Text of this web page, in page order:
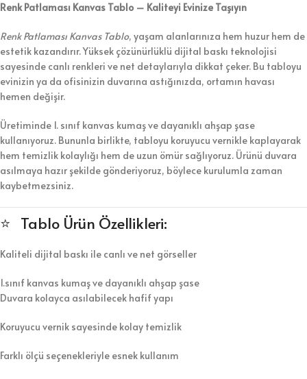
Renk Patlaması Kanvas Tablo – Kaliteyi Evinize Taşıyın
Renk Patlaması Kanvas Tablo, yaşam alanlarınıza hem huzur hem de
estetik kazandırır. Yüksek çözünürlüklü dijital baskı teknolojisi
sayesinde canlı renkleri ve net detaylarıyla dikkat çeker. Bu tabloyu
evinizin ya da ofisinizin duvarına astığınızda, ortamın havası
hemen değişir.
Üretiminde 1. sınıf kanvas kumaş ve dayanıklı ahşap şase
kullanıyoruz. Bununla birlikte, tabloyu koruyucu vernikle kaplayarak
hem temizlik kolaylığı hem de uzun ömür sağlıyoruz. Ürünü duvara
asılmaya hazır şekilde gönderiyoruz, böylece kurulumla zaman
kaybetmezsiniz.
⭐ Tablo Ürün Özellikleri:
Kaliteli dijital baskı ile canlı ve net görseller
1.sınıf kanvas kumaş ve dayanıklı ahşap şase
Duvara kolayca asılabilecek hafif yapı
Koruyucu vernik sayesinde kolay temizlik
Farklı ölçü seçenekleriyle esnek kullanım